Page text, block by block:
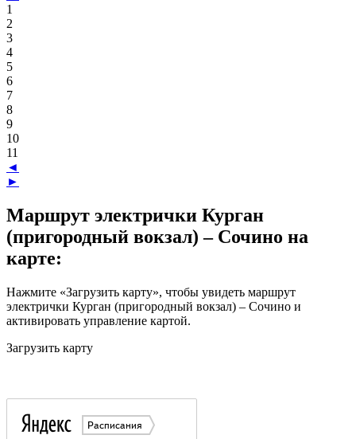
1
2
3
4
5
6
7
8
9
10
11
◄
►
Маршрут электрички Курган
(пригородный вокзал) – Сочино на
карте:
Нажмите «Загрузить карту», чтобы увидеть маршрут
электрички Курган (пригородный вокзал) – Сочино и
активировать управление картой.
Загрузить карту